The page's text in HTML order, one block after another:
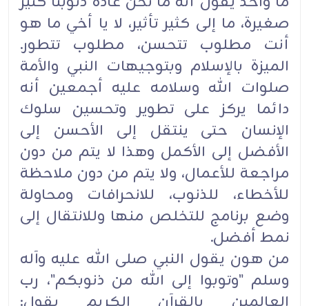
صغيرة، ما إلى كثير تأثير، لا يا أخي ما هو
أنت مطلوب تتحسن، مطلوب تتطور.
الميزة بالإسلام وبتوجيهات النبي والأمة
صلوات الله وسلامه عليه أجمعين أنه
دائما يركز على تطوير وتحسين سلوك
الإنسان حتى ينتقل إلى الأحسن إلى
الأفضل إلى الأكمل وهذا لا يتم من دون
مراجعة للأعمال، ولا يتم من دون ملاحظة
للأخطاء، للذنوب، للانحرافات ومحاولة
وضع برنامج للتخلص منها وللانتقال إلى
نمط أفضل.
من هون يقول النبي صلى الله عليه وآله
وسلم "وتوبوا إلى الله من ذنوبكم"، رب